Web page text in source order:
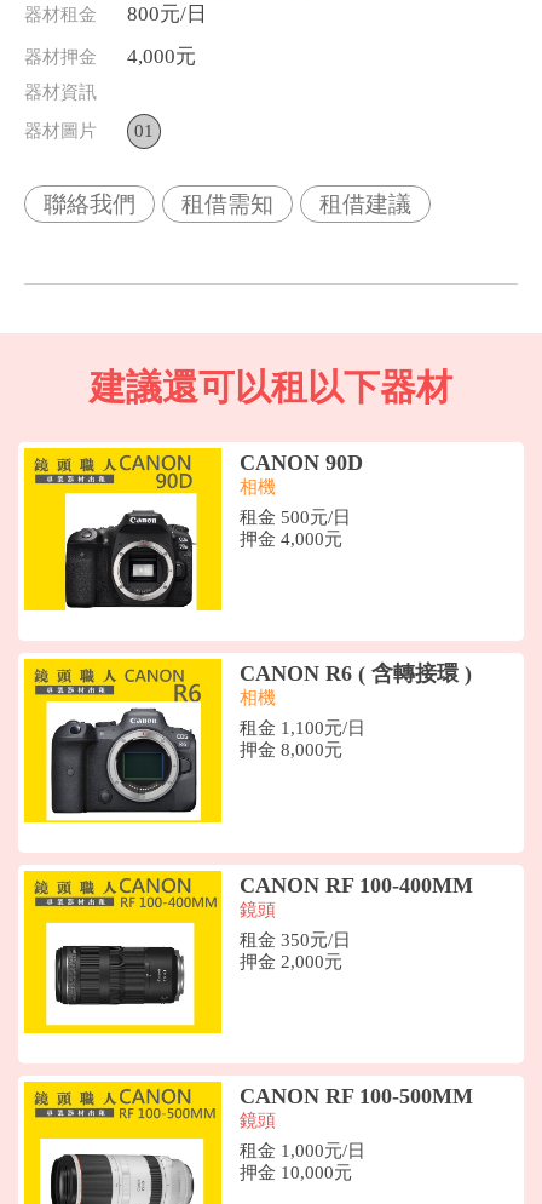
器材租金 800元/日
器材押金 4,000元
器材資訊
器材圖片
01
聯絡我們 租借需知 租借建議
建議還可以租以下器材
CANON 90D
相機
租金 500元/日
押金 4,000元
CANON R6 ( 含轉接環 )
相機
租金 1,100元/日
押金 8,000元
CANON RF 100-400MM
鏡頭
租金 350元/日
押金 2,000元
CANON RF 100-500MM
鏡頭
租金 1,000元/日
押金 10,000元